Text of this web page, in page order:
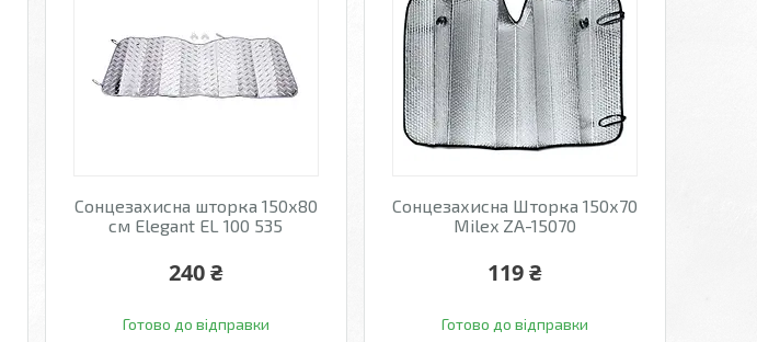
Сонцезахисна шторка 150х80
см Elegant EL 100 535
240 ₴
Готово до відправки
Сонцезахисна Шторка 150х70
Milex ZA-15070
119 ₴
Готово до відправки